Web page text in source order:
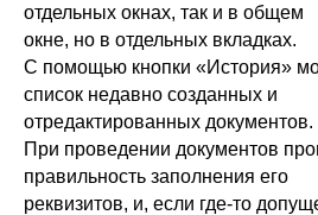
отдельных окнах, так и в общем
окне, но в отдельных вкладках.
С помощью кнопки «История»
список недавно созданных и
отредактированных документов.
При проведении документов
правильность заполнения его
реквизитов, и, если где-то